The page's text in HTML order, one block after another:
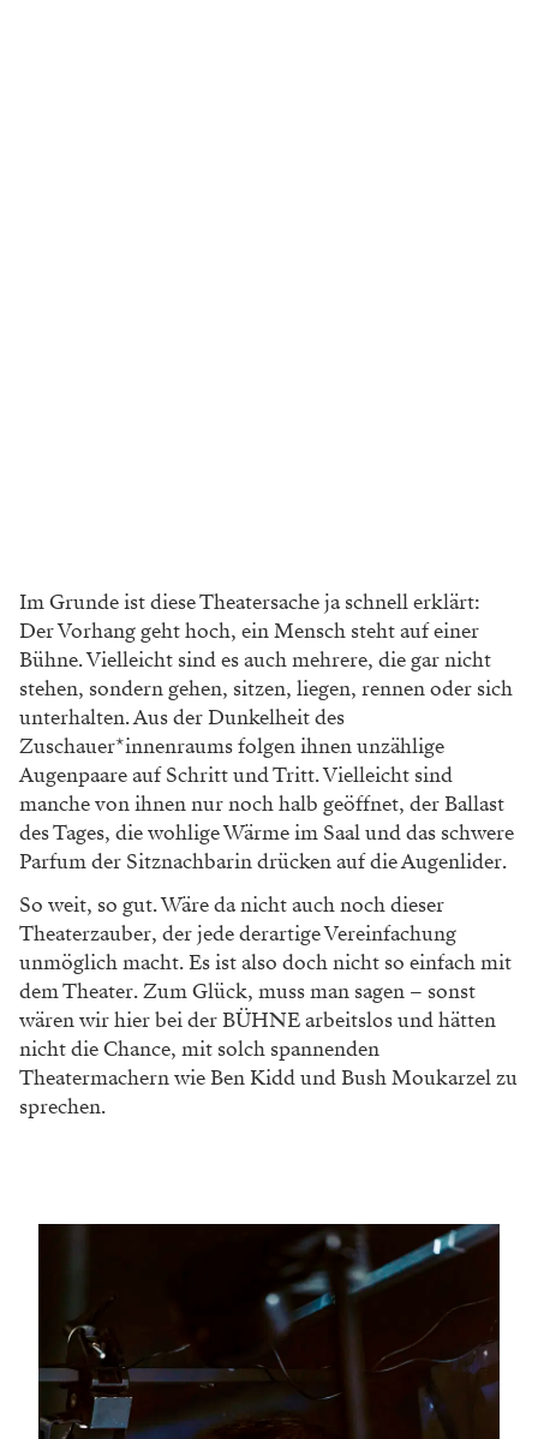
Im Grunde ist diese Theatersache ja schnell erklärt:
Der Vorhang geht hoch, ein Mensch steht auf einer
Bühne. Vielleicht sind es auch mehrere, die gar nicht
stehen, sondern gehen, sitzen, liegen, rennen oder sich
unterhalten. Aus der Dunkelheit des
Zuschauer*innenraums folgen ihnen unzählige
Augenpaare auf Schritt und Tritt. Vielleicht sind
manche von ihnen nur noch halb geöffnet, der Ballast
des Tages, die wohlige Wärme im Saal und das schwere
Parfum der Sitznachbarin drücken auf die Augenlider.
So weit, so gut. Wäre da nicht auch noch dieser
Theaterzauber, der jede derartige Vereinfachung
unmöglich macht. Es ist also doch nicht so einfach mit
dem Theater. Zum Glück, muss man sagen – sonst
wären wir hier bei der BÜHNE arbeitslos und hätten
nicht die Chance, mit solch spannenden
Theatermachern wie Ben Kidd und Bush Moukarzel zu
sprechen.